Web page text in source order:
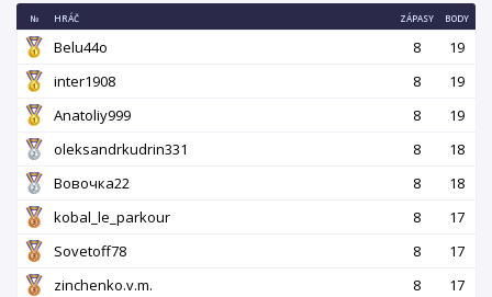
№ HRÁČ ZÁPASY BODY
Belu44o 8
19
inter1908
8
19
Аnatoliy999
8
19
oleksandrkudrin331
8
18
Вовочка22
8
18
kobal_le_parkour
8
17
Sovetoff78
8
17
zinchenko.v.m.
8
17